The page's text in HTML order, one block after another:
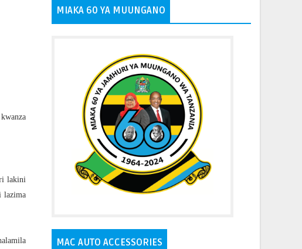
lakini
lazima
MIAKA 60 YA MUUNGANO
MAC AUTO ACCESSORIES